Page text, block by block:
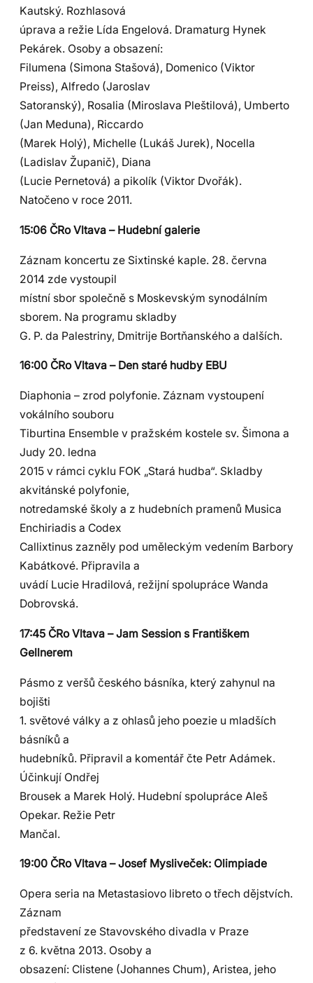
Kautský. Rozhlasová
úprava a režie Lída Engelová. Dramaturg Hynek
Pekárek. Osoby a obsazení:
Filumena (Simona Stašová), Domenico (Viktor
Preiss), Alfredo (Jaroslav
Satoranský), Rosalia (Miroslava Pleštilová), Umberto
(Jan Meduna), Riccardo
(Marek Holý), Michelle (Lukáš Jurek), Nocella
(Ladislav Županič), Diana
(Lucie Pernetová) a pikolík (Viktor Dvořák).
Natočeno v roce 2011.
15:06 ČRo Vltava – Hudební galerie
Záznam koncertu ze Sixtinské kaple. 28. června
2014 zde vystoupil
místní sbor společně s Moskevským synodálním
sborem. Na programu skladby
G. P. da Palestriny, Dmitrije Bortňanského a dalších.
16:00 ČRo Vltava – Den staré hudby EBU
Diaphonia – zrod polyfonie. Záznam vystoupení
vokálního souboru
Tiburtina Ensemble v pražském kostele sv. Šimona a
Judy 20. ledna
2015 v rámci cyklu FOK „Stará hudba“. Skladby
akvitánské polyfonie,
notredamské školy a z hudebních pramenů Musica
Enchiriadis a Codex
Callixtinus zazněly pod uměleckým vedením Barbory
Kabátkové. Připravila a
uvádí Lucie Hradilová, režijní spolupráce Wanda
Dobrovská.
17:45 ČRo Vltava – Jam Session s Františkem
Gellnerem
Pásmo z veršů českého básníka, který zahynul na
bojišti
1. světové války a z ohlasů jeho poezie u mladších
básníků a
hudebníků. Připravil a komentář čte Petr Adámek.
Účinkují Ondřej
Brousek a Marek Holý. Hudební spolupráce Aleš
Opekar. Režie Petr
Mančal.
19:00 ČRo Vltava – Josef Mysliveček: Olimpiade
Opera seria na Metastasiovo libreto o třech dějstvích.
Záznam
představení ze Stavovského divadla v Praze
z 6. května 2013. Osoby a
obsazení: Clistene (Johannes Chum), Aristea, jeho